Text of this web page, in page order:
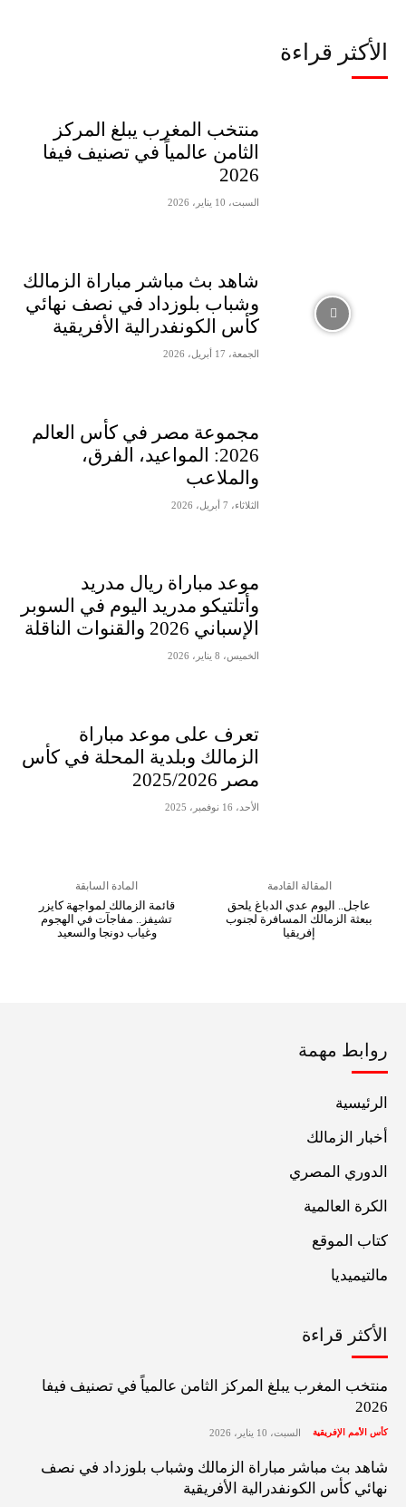
الأكثر قراءة
منتخب المغرب يبلغ المركز
الثامن عالمياً في تصنيف فيفا
2026
السبت، 10 يناير، 2026
شاهد بث مباشر مباراة الزمالك
وشباب بلوزداد في نصف نهائي
كأس الكونفدرالية الأفريقية
الجمعة، 17 أبريل، 2026
مجموعة مصر في كأس العالم
2026: المواعيد، الفرق،
والملاعب
الثلاثاء، 7 أبريل، 2026
موعد مباراة ريال مدريد
وأتلتيكو مدريد اليوم في السوبر
الإسباني 2026 والقنوات الناقلة
الخميس، 8 يناير، 2026
تعرف على موعد مباراة
الزمالك وبلدية المحلة في كأس
مصر 2025/2026
الأحد، 16 نوفمبر، 2025
المادة السابقة
قائمة الزمالك لمواجهة كايزر
تشيفز.. مفاجآت في الهجوم
وغياب دونجا والسعيد
المقالة القادمة
عاجل.. اليوم عدي الدباغ يلحق
ببعثة الزمالك المسافرة لجنوب
إفريقيا
روابط مهمة
الرئيسية
أخبار الزمالك
الدوري المصري
الكرة العالمية
كتاب الموقع
مالتيميديا
الأكثر قراءة
منتخب المغرب يبلغ المركز الثامن عالمياً في تصنيف فيفا
2026
كأس الأمم الإفريقية السبت، 10 يناير، 2026
شاهد بث مباشر مباراة الزمالك وشباب بلوزداد في نصف
نهائي كأس الكونفدرالية الأفريقية